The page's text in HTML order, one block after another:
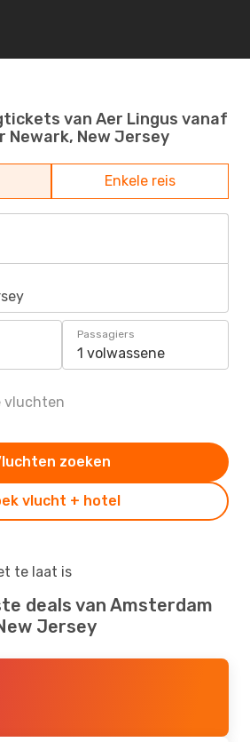
van Aer Lingus vanaf
Newark, New Jersey
Enkele reis
Passagiers
1 volwassene
vluchten
vlucht + hotel
zoeken
te laat is
deals van Amsterdam
Jersey